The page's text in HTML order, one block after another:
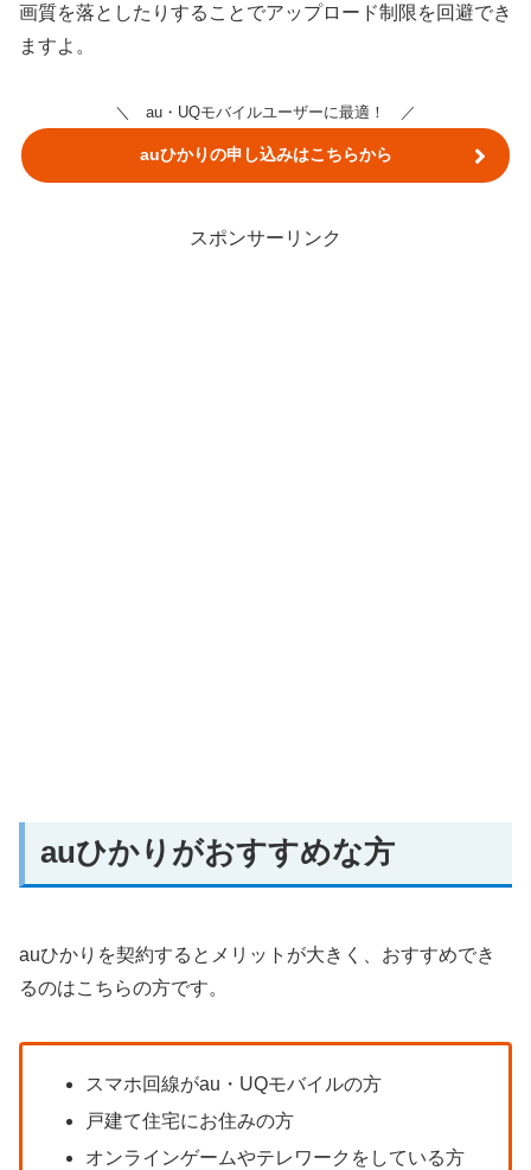
画質を落としたりすることでアップロード制限を回避でき
ますよ。
＼ au・UQモバイルユーザーに最適！ ／
auひかりの申し込みはこちらから
スポンサーリンク
auひかりがおすすめな方
auひかりを契約するとメリットが大きく、おすすめでき
るのはこちらの方です。
スマホ回線がau・UQモバイルの方
戸建て住宅にお住みの方
オンラインゲームやテレワークをしている方